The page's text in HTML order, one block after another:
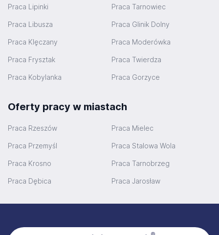
Praca Lipinki Praca Tarnowiec
Praca Libusza Praca Glinik Dolny
Praca Klęczany Praca Moderówka
Praca Frysztak Praca Twierdza
Praca Kobylanka Praca Gorzyce
Oferty pracy w miastach
Praca Rzeszów Praca Mielec
Praca Przemyśl Praca Stalowa Wola
Praca Krosno Praca Tarnobrzeg
Praca Dębica Praca Jarosław